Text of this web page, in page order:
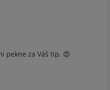
pekne za Váš tip. 😍